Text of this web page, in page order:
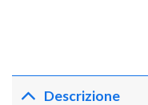
Descrizione